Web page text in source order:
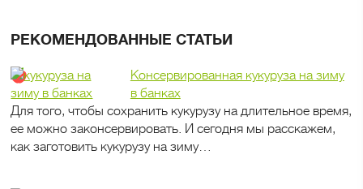
РЕКОМЕНДОВАННЫЕ СТАТЬИ
Консервированная кукуруза на зиму
в банках
Для того, чтобы сохранить кукурузу на длительное время,
ее можно законсервировать. И сегодня мы расскажем,
как заготовить кукурузу на зиму…